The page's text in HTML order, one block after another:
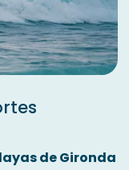
de Gironda